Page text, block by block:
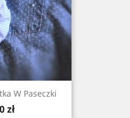
W Paseczki
zł